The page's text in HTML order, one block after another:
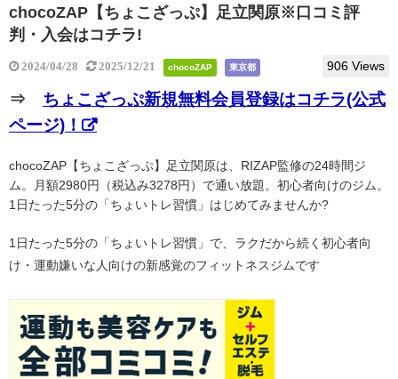
chocoZAP【ちょこざっぷ】足立関原※口コミ評
判・入会はコチラ!
2024/04/28 2025/12/21 chocoZAP 東京都 906 Views
⇒ ちょこざっぷ新規無料会員登録はコチラ(公式
ページ)！
chocoZAP【ちょこざっぷ】足立関原は、RIZAP監修の24時間ジ
ム。月額2980円（税込み3278円）で通い放題。初心者向けのジム。
1日たった5分の「ちょいトレ習慣」はじめてみませんか?
1日たった5分の「ちょいトレ習慣」で、ラクだから続く初心者向
け・運動嫌いな人向けの新感覚のフィットネスジムです